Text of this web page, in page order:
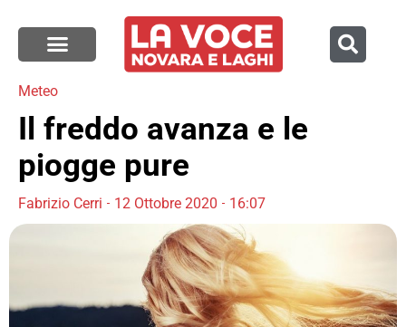
Meteo
Il freddo avanza e le
piogge pure
Fabrizio Cerri 12 Ottobre 2020 16:07